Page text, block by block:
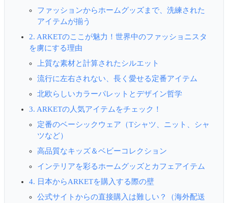
ファッションからホームグッズまで、洗練された
アイテムが揃う
2. ARKETのここが魅力！世界中のファッショニスタ
を虜にする理由
上質な素材と計算されたシルエット
流行に左右されない、長く愛せる定番アイテム
北欧らしいカラーパレットとデザイン哲学
3. ARKETの人気アイテムをチェック！
定番のベーシックウェア（Tシャツ、ニット、シャ
ツなど）
高品質なキッズ＆ベビーコレクション
インテリアを彩るホームグッズとカフェアイテム
4. 日本からARKETを購入する際の壁
公式サイトからの直接購入は難しい？（海外配送